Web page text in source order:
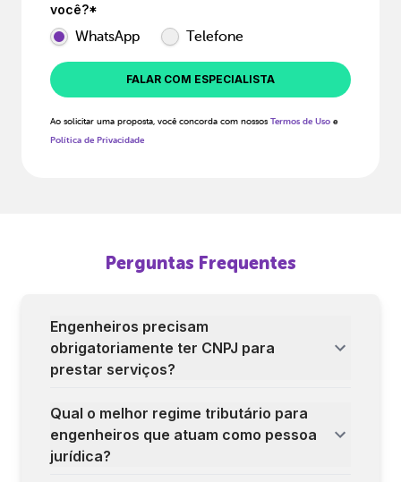
você?*
WhatsApp Telefone
FALAR COM ESPECIALISTA
Ao solicitar uma proposta, você concorda com nossos Termos de Uso e
Política de Privacidade
Perguntas Frequentes
Engenheiros precisam
obrigatoriamente ter CNPJ para
prestar serviços?
Qual o melhor regime tributário para
engenheiros que atuam como pessoa
jurídica?